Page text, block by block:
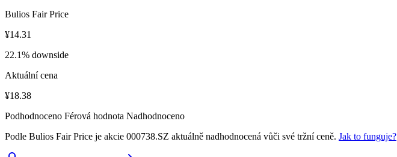
Bulios Fair Price
¥14.31
22.1% downside
Aktuální cena
¥18.38
Podhodnoceno Férová hodnota Nadhodnoceno
Podle Bulios Fair Price je akcie 000738.SZ aktuálně nadhodnocená vůči své tržní ceně. Jak to funguje?